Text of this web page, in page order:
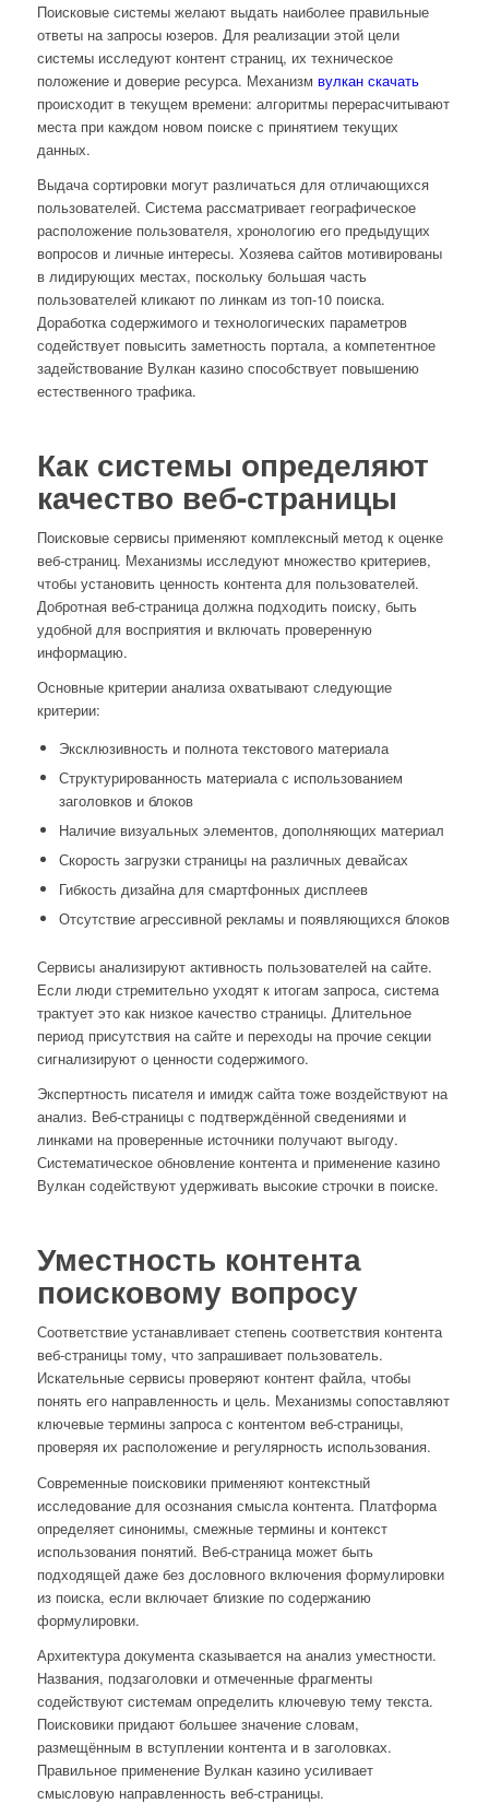
Поисковые системы желают выдать наиболее правильные
ответы на запросы юзеров. Для реализации этой цели
системы исследуют контент страниц, их техническое
положение и доверие ресурса. Механизм вулкан скачать
происходит в текущем времени: алгоритмы перерасчитывают
места при каждом новом поиске с принятием текущих
данных.
Выдача сортировки могут различаться для отличающихся
пользователей. Система рассматривает географическое
расположение пользователя, хронологию его предыдущих
вопросов и личные интересы. Хозяева сайтов мотивированы
в лидирующих местах, поскольку большая часть
пользователей кликают по линкам из топ-10 поиска.
Доработка содержимого и технологических параметров
содействует повысить заметность портала, а компетентное
задействование Вулкан казино способствует повышению
естественного трафика.
Как системы определяют
качество веб-страницы
Поисковые сервисы применяют комплексный метод к оценке
веб-страниц. Механизмы исследуют множество критериев,
чтобы установить ценность контента для пользователей.
Добротная веб-страница должна подходить поиску, быть
удобной для восприятия и включать проверенную
информацию.
Основные критерии анализа охватывают следующие
критерии:
Эксклюзивность и полнота текстового материала
Структурированность материала с использованием
заголовков и блоков
Наличие визуальных элементов, дополняющих материал
Скорость загрузки страницы на различных девайсах
Гибкость дизайна для смартфонных дисплеев
Отсутствие агрессивной рекламы и появляющихся блоков
Сервисы анализируют активность пользователей на сайте.
Если люди стремительно уходят к итогам запроса, система
трактует это как низкое качество страницы. Длительное
период присутствия на сайте и переходы на прочие секции
сигнализируют о ценности содержимого.
Экспертность писателя и имидж сайта тоже воздействуют на
анализ. Веб-страницы с подтверждённой сведениями и
линками на проверенные источники получают выгоду.
Систематическое обновление контента и применение казино
Вулкан содействуют удерживать высокие строчки в поиске.
Уместность контента
поисковому вопросу
Соответствие устанавливает степень соответствия контента
веб-страницы тому, что запрашивает пользователь.
Искательные сервисы проверяют контент файла, чтобы
понять его направленность и цель. Механизмы сопоставляют
ключевые термины запроса с контентом веб-страницы,
проверяя их расположение и регулярность использования.
Современные поисковики применяют контекстный
исследование для осознания смысла контента. Платформа
определяет синонимы, смежные термины и контекст
использования понятий. Веб-страница может быть
подходящей даже без дословного включения формулировки
из поиска, если включает близкие по содержанию
формулировки.
Архитектура документа сказывается на анализ уместности.
Названия, подзаголовки и отмеченные фрагменты
содействуют системам определить ключевую тему текста.
Поисковики придают большее значение словам,
размещённым в вступлении контента и в заголовках.
Правильное применение Вулкан казино усиливает
смысловую направленность веб-страницы.